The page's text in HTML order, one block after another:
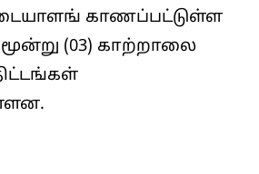
காணப்பட்டுள்ள
(03) காற்றாலை